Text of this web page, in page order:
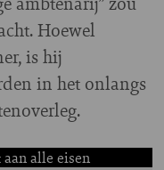
Hoewel
is hij
in het onlangs
alle eisen